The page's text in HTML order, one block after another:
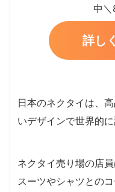
中
詳し
日本のネクタイは、
いデザインで世界的に
ネクタイ売り場の店
スーツやシャツとの